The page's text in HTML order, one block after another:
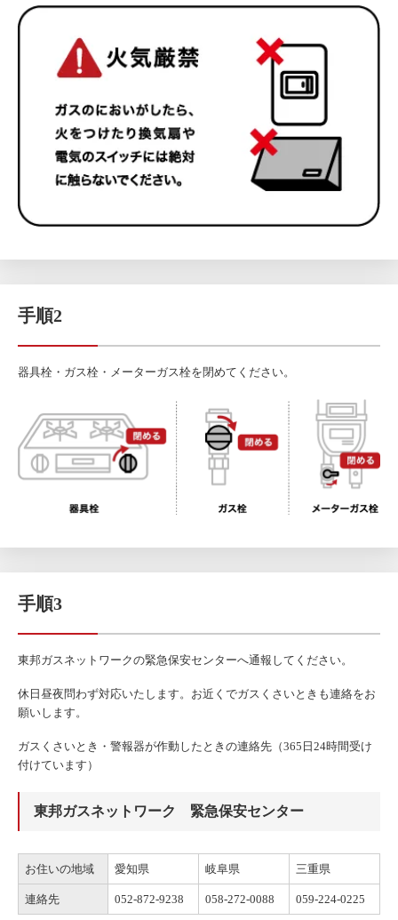
手順2
器具栓・ガス栓・メーターガス栓を閉めてください。
手順3
東邦ガスネットワークの緊急保安センターへ通報してください。
休日昼夜問わず対応いたします。お近くでガスくさいときも連絡をお
願いします。
ガスくさいとき・警報器が作動したときの連絡先（365日24時間受け
付けています）
東邦ガスネットワーク 緊急保安センター
お住いの地域 愛知県 岐阜県 三重県
連絡先 052-872-9238 058-272-0088 059-224-0225